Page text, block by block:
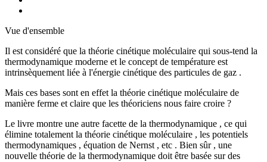
Vue d'ensemble
Il est considéré que la théorie cinétique moléculaire qui sous-tend la
thermodynamique moderne et le concept de température est
intrinsèquement liée à l'énergie cinétique des particules de gaz .
Mais ces bases sont en effet la théorie cinétique moléculaire de
manière ferme et claire que les théoriciens nous faire croire ?
Le livre montre une autre facette de la thermodynamique , ce qui
élimine totalement la théorie cinétique moléculaire , les potentiels
thermodynamiques , équation de Nernst , etc . Bien sûr , une
nouvelle théorie de la thermodynamique doit être basée sur des